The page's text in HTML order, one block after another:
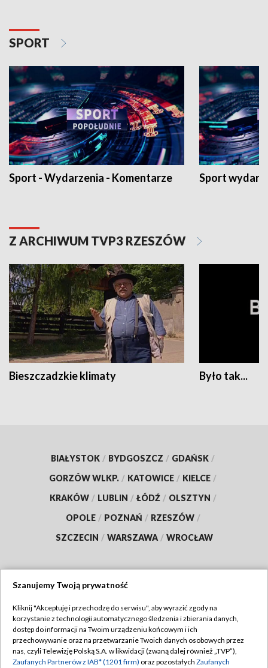
SPORT
Sport - Wydarzenia - Komentarze Sport
Z ARCHIWUM TVP3 RZESZÓW
Bieszczadzkie klimaty Było tak...
BIAŁYSTOK / BYDGOSZCZ / GDAŃSK /
GORZÓW WLKP. / KATOWICE / KIELCE /
KRAKÓW / LUBLIN / ŁÓDŹ / OLSZTYN /
OPOLE / POZNAŃ / RZESZÓW /
SZCZECIN / WARSZAWA / WROCŁAW
TVP
Abonament TVP
Emisja w TVP
Regulamin TVP
Polityka prywatności
Szanujemy Twoją prywatność
Kliknij "Akceptuję i przechodzę do serwisu", aby wyrazić zgody na
korzystanie z technologii automatycznego śledzenia i zbierania danych,
dostęp do informacji na Twoim urządzeniu końcowym i ich
przechowywanie oraz na przetwarzanie Twoich danych osobowych przez
nas, czyli Telewizję Polską S.A. w likwidacji (zwaną dalej również „TVP”),
Zaufanych Partnerów z IAB* (1201 firm) oraz pozostałych Zaufanych